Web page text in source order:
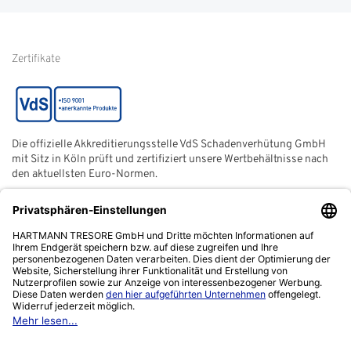
Batterieentsorgung
Zertifikate
Die offizielle Akkreditierungsstelle VdS Schadenverhütung GmbH
mit Sitz in Köln prüft und zertifiziert unsere Wertbehältnisse nach
den aktuellsten Euro-Normen.
Der ECB (European Certification Body) ist eine neutrale und
unabhängige Zertifizierungsstelle der European Security
Systems Association e. V. (ESSA) mit Sitz in Frankfurt am Main.